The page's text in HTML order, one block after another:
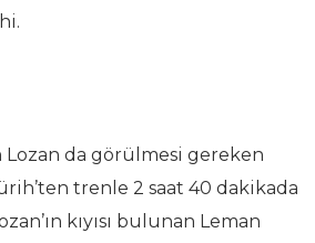
da görülmesi gereken
trenle 2 saat 40 dakikada
kıyısı bulunan Leman